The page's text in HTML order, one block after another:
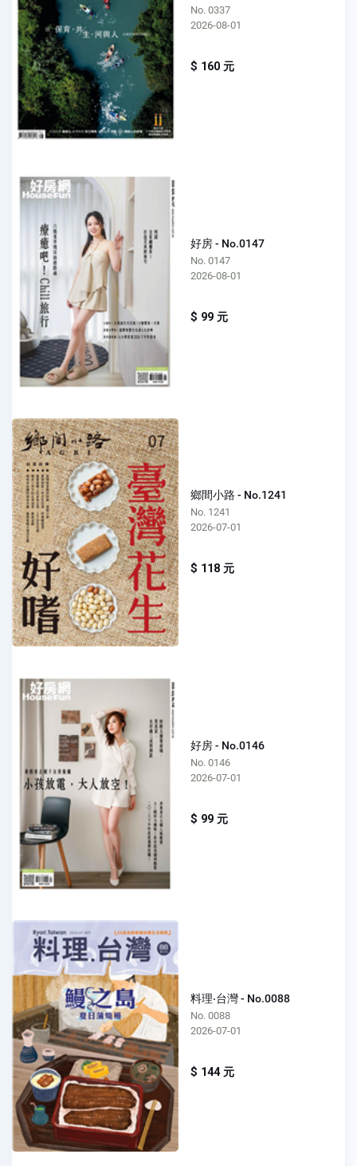
No. 0337
2026-08-01
$ 160 元
好房 - No.0147
No. 0147
2026-08-01
$ 99 元
鄉間小路 - No.1241
No. 1241
2026-07-01
$ 118 元
好房 - No.0146
No. 0146
2026-07-01
$ 99 元
料理‧台灣 - No.0088
No. 0088
2026-07-01
$ 144 元